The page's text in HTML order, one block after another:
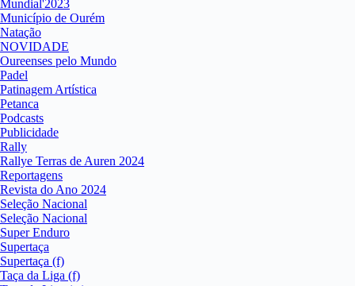
Mundial'2023
Município de Ourém
Natação
NOVIDADE
Oureenses pelo Mundo
Padel
Patinagem Artística
Petanca
Podcasts
Publicidade
Rally
Rallye Terras de Auren 2024
Reportagens
Revista do Ano 2024
Seleção Nacional
Seleção Nacional
Super Enduro
Supertaça
Supertaça (f)
Taça da Liga (f)